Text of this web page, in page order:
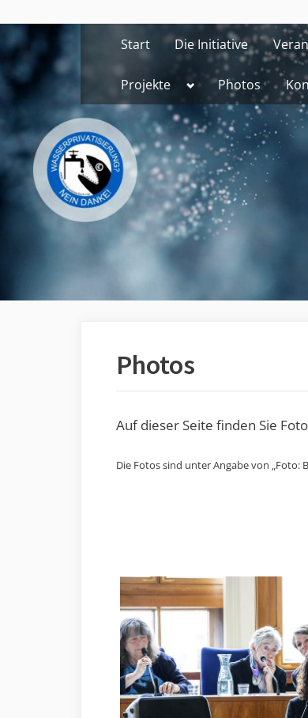
to
content
Start Die Initiative
Projekte Toggle
menu
Photos
Photos
Auf dieser Seite finden Sie
Die Fotos sind unter Angabe von „Foto: